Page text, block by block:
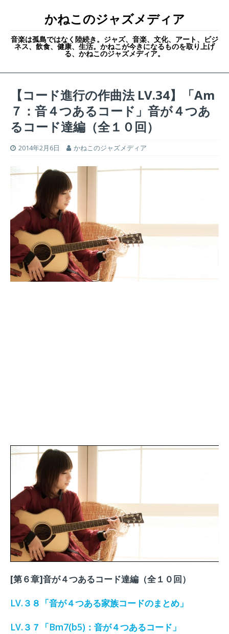
かねこのジャズメディア
音楽は孤島ではなく陸続き。ジャズ、音楽、文化、アート、ビジ
ネス、飲食、健康、生活。かねこが今きになるものを取り上げ
る、かねこのジャズメディア。
【コード進行の作曲法 LV.34】「Am
７：音４つあるコード」音が４つあ
るコード達編（全１０回）
2014年2月6日 かねこのジャズメディア
[第６章]音が４つあるコード達編（全１０回）
LV.３８「音が４つある家族コードのまとめ」
LV.３７「Bm7(b5)：音が４つあるコード」